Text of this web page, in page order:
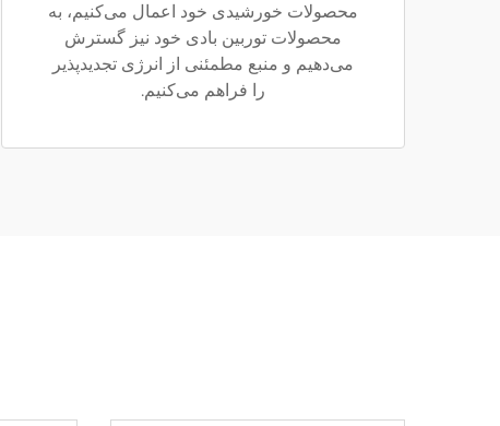
محصولات خورشیدی خود اعمال می‌کنیم، به
محصولات توربین بادی خود نیز گسترش
می‌دهیم و منبع مطمئنی از انرژی تجدیدپذیر
را فراهم می‌کنیم.